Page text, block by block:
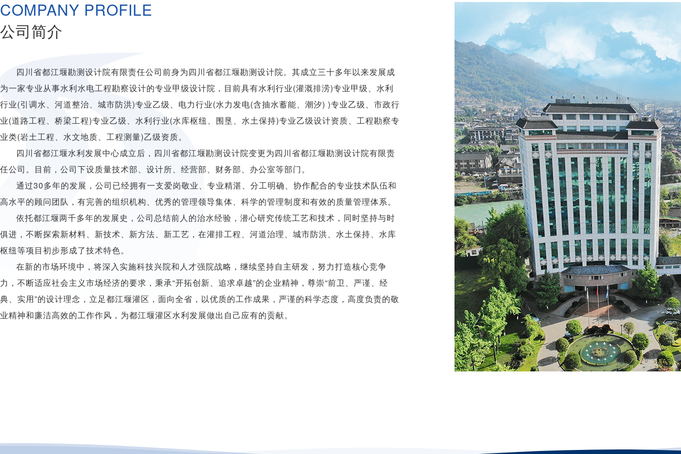
COMPANY PROFILE
公司简介
四川省都江堰勘测设计院有限责任公司前身为四川省都江堰勘测设计院。其成立三十多年以来发展成
为一家专业从事水利水电工程勘察设计的专业甲级设计院，目前具有水利行业(灌溉排涝)专业甲级、水利
行业(引调水、河道整治、城市防洪)专业乙级、电力行业(水力发电(含抽水蓄能、潮汐) )专业乙级、市政行
业(道路工程、桥梁工程)专业乙级、水利行业(水库枢纽、围垦、水土保持)专业乙级设计资质、工程勘察专
业类(岩土工程、水文地质、工程测量)乙级资质。
四川省都江堰水利发展中心成立后，四川省都江堰勘测设计院变更为四川省都江堰勘测设计院有限责
任公司。目前，公司下设质量技术部、设计所、经营部、财务部、办公室等部门。
通过30多年的发展，公司已经拥有一支爱岗敬业、专业精湛、分工明确、协作配合的专业技术队伍和
高水平的顾问团队，有完善的组织机构、优秀的管理领导集体、科学的管理制度和有效的质量管理体系。
依托都江堰两千多年的发展史，公司总结前人的治水经验，潜心研究传统工艺和技术，同时坚持与时
俱进，不断探索新材料、新技术、新方法、新工艺，在灌排工程、河道治理、城市防洪、水土保持、水库
枢纽等项目初步形成了技术特色。
在新的市场环境中，将深入实施科技兴院和人才强院战略，继续坚持自主研发，努力打造核心竞争
力，不断适应社会主义市场经济的要求，秉承“开拓创新、追求卓越”的企业精神，尊崇“前卫、严谨、经
典、实用”的设计理念，立足都江堰灌区，面向全省，以优质的工作成果，严谨的科学态度，高度负责的敬
业精神和廉洁高效的工作作风，为都江堰灌区水利发展做出自己应有的贡献。